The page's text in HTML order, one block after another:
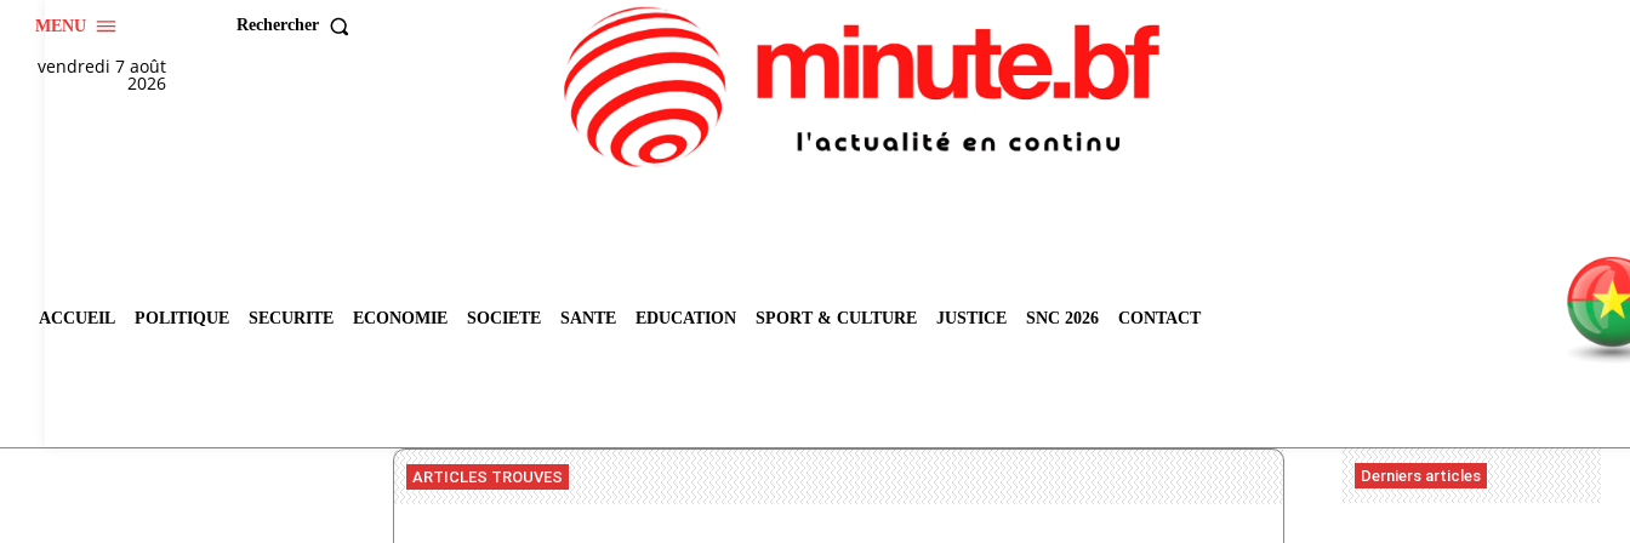
MENU Rechercher
vendredi 7 août
2026
ACCUEIL POLITIQUE SECURITE ECONOMIE SOCIETE SANTE EDUCATION SPORT & CULTURE JUSTICE SNC 2026 CONTACT
ARTICLES TROUVES Derniers articles